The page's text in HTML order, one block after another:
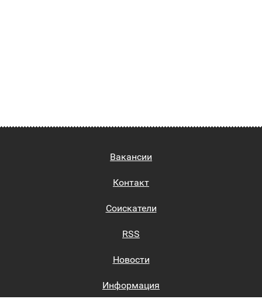
Вакансии
Контакт
Соискатели
RSS
Новости
Информация